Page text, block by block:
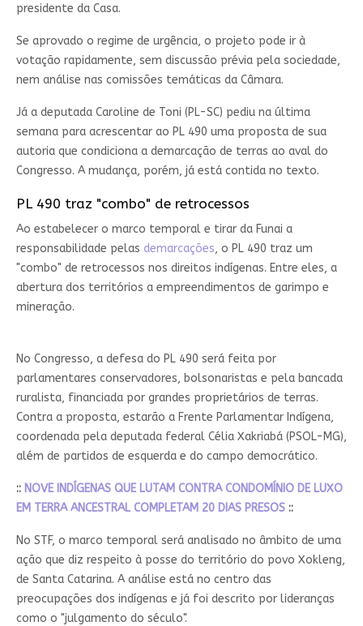
presidente da Casa.
Se aprovado o regime de urgência, o projeto pode ir à
votação rapidamente, sem discussão prévia pela sociedade,
nem análise nas comissões temáticas da Câmara.
Já a deputada Caroline de Toni (PL-SC) pediu na última
semana para acrescentar ao PL 490 uma proposta de sua
autoria que condiciona a demarcação de terras ao aval do
Congresso. A mudança, porém, já está contida no texto.
PL 490 traz "combo" de retrocessos
Ao estabelecer o marco temporal e tirar da Funai a
responsabilidade pelas demarcações, o PL 490 traz um
"combo" de retrocessos nos direitos indígenas. Entre eles, a
abertura dos territórios a empreendimentos de garimpo e
mineração.
No Congresso, a defesa do PL 490 será feita por
parlamentares conservadores, bolsonaristas e pela bancada
ruralista, financiada por grandes proprietários de terras.
Contra a proposta, estarão a Frente Parlamentar Indígena,
coordenada pela deputada federal Célia Xakriabá (PSOL-MG),
além de partidos de esquerda e do campo democrático.
:: NOVE INDÍGENAS QUE LUTAM CONTRA CONDOMÍNIO DE LUXO
EM TERRA ANCESTRAL COMPLETAM 20 DIAS PRESOS::
No STF, o marco temporal será analisado no âmbito de uma
ação que diz respeito à posse do território do povo Xokleng,
de Santa Catarina. A análise está no centro das
preocupações dos indígenas e já foi descrito por lideranças
como o "julgamento do século".